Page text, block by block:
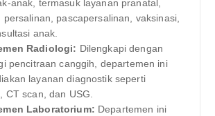
anak, termasuk layanan pranatal,
persalinan, pascapersalinan, vaksinasi,
anak.
Radiologi: Dilengkapi dengan
pencitraan canggih, departemen ini
layanan diagnostik seperti
CT scan, dan USG.
Laboratorium: Departemen ini